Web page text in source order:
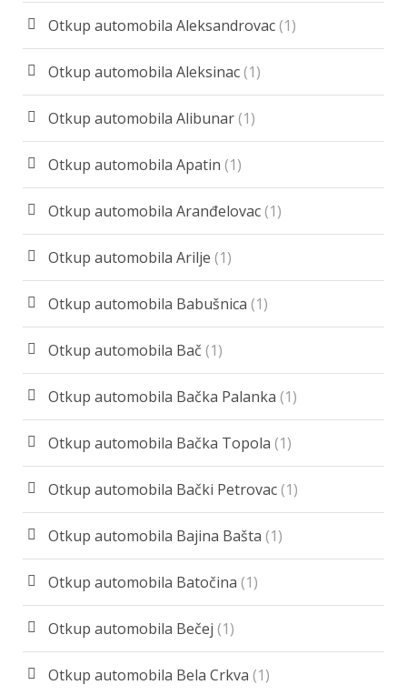
Otkup automobila Aleksandrovac(1)
Otkup automobila Aleksinac(1)
Otkup automobila Alibunar(1)
Otkup automobila Apatin (1)
Otkup automobila Aranđelovac(1)
Otkup automobila Arilje (1)
Otkup automobila Babušnica (1)
Otkup automobila Bač (1)
Otkup automobila Bačka Palanka (1)
Otkup automobila Bačka Topola (1)
Otkup automobila Bački Petrovac(1)
Otkup automobila Bajina Bašta (1)
Otkup automobila Batočina (1)
Otkup automobila Bečej (1)
Otkup automobila Bela Crkva (1)